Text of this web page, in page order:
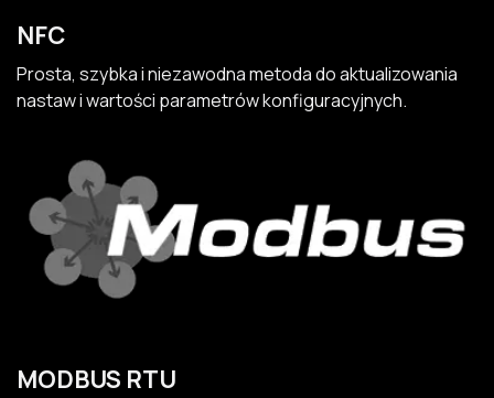
NFC
Prosta, szybka i niezawodna metoda do aktualizowania
nastaw i wartości parametrów konfiguracyjnych.
MODBUS RTU